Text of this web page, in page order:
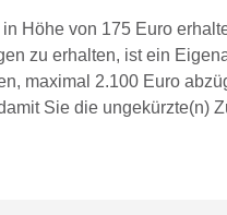
Höhe von 175 Euro
zu erhalten, ist ein
maximal 2.100 Euro
Sie die ungekürzte(n)